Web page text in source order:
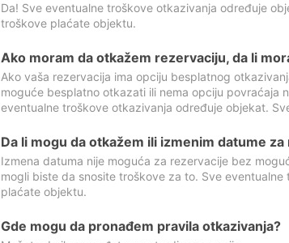
Da! Sve eventualne troškove otkazivanja određuje
troškove plaćate objektu.
Ako moram da otkažem rezervaciju, da li
Ako vaša rezervacija ima opciju besplatnog
moguće besplatno otkazati ili nema opciju povraćaja
eventualne troškove otkazivanja određuje objekat.
Da li mogu da otkažem ili izmenim datume
Izmena datuma nije moguća za rezervacije bez
mogli biste da snosite troškove za to. Sve
plaćate objektu.
Gde mogu da pronađem pravila otkazivanja?